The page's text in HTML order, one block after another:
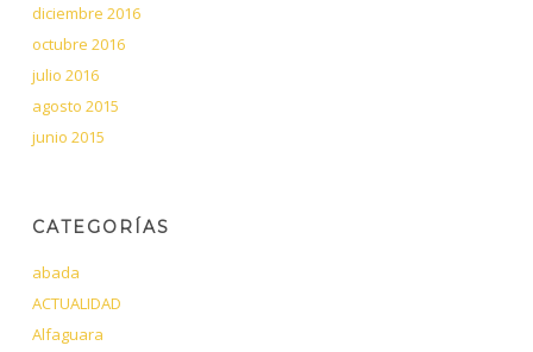
diciembre 2016
octubre 2016
julio 2016
agosto 2015
junio 2015
CATEGORÍAS
abada
ACTUALIDAD
Alfaguara